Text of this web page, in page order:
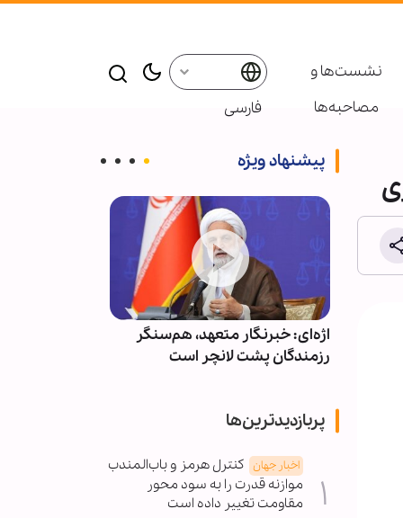
نشست‌ها و
مصاحبه‌ها
فارسی
پیشنهاد ویژه
اژه‌ای: خبرنگار متعهد، هم‌سنگر
رزمندگان پشت لانچر است
پربازدیدترین‌ها
اخبار جهان کنترل هرمز و باب‌المندب
موازنه قدرت را به سود محور
مقاومت تغییر داده است